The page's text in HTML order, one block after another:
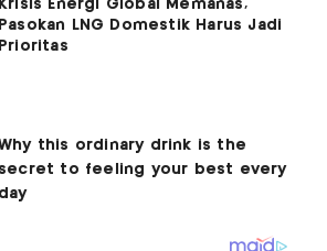
Krisis Energi Global Memanas,
Pasokan LNG Domestik Harus Jadi
Prioritas